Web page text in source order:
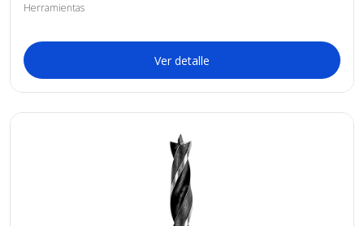
Herramientas
Ver detalle